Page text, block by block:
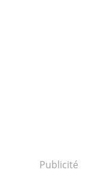
Publicité